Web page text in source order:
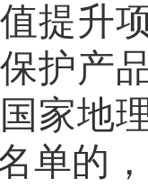
提升
护产
家地
单的